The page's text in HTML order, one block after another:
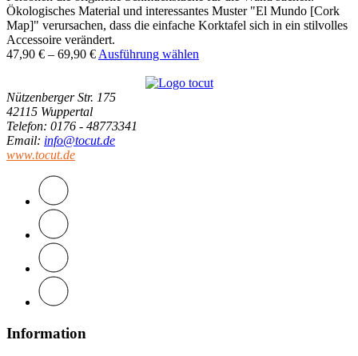
Ökologisches Material und interessantes Muster "El Mundo [Cork
Map]" verursachen, dass die einfache Korktafel sich in ein stilvolles
Accessoire verändert.
47,90 € – 69,90 € Ausführung wählen
Nützenberger Str. 175
42115 Wuppertal
Telefon: 0176 - 48773341
Email: info@tocut.de
www.tocut.de
Information